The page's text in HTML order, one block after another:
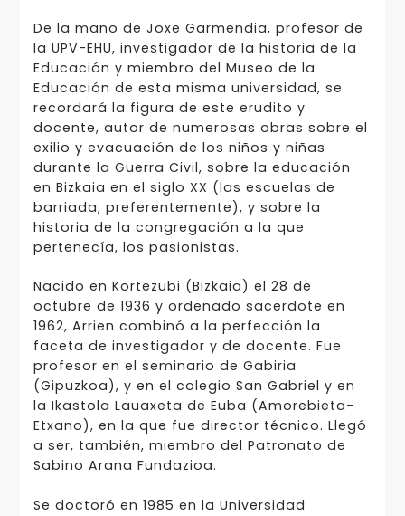
De la mano de Joxe Garmendia, profesor de
la UPV-EHU, investigador de la historia de la
Educación y miembro del Museo de la
Educación de esta misma universidad, se
recordará la figura de este erudito y
docente, autor de numerosas obras sobre el
exilio y evacuación de los niños y niñas
durante la Guerra Civil, sobre la educación
en Bizkaia en el siglo XX (las escuelas de
barriada, preferentemente), y sobre la
historia de la congregación a la que
pertenecía, los pasionistas.
Nacido en Kortezubi (Bizkaia) el 28 de
octubre de 1936 y ordenado sacerdote en
1962, Arrien combinó a la perfección la
faceta de investigador y de docente. Fue
profesor en el seminario de Gabiria
(Gipuzkoa), y en el colegio San Gabriel y en
la Ikastola Lauaxeta de Euba (Amorebieta-
Etxano), en la que fue director técnico. Llegó
a ser, también, miembro del Patronato de
Sabino Arana Fundazioa.
Se doctoró en 1985 en la Universidad